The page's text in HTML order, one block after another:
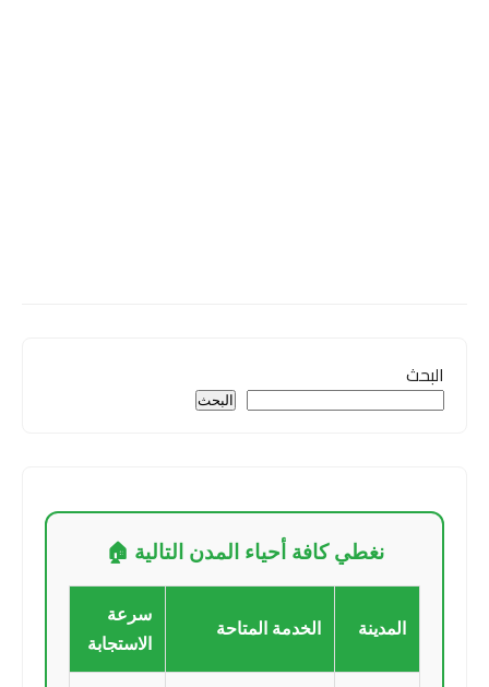
البحث
البحث
نغطي كافة أحياء المدن التالية 🏠
المدينة الخدمة المتاحة
سرعة
الاستجابة